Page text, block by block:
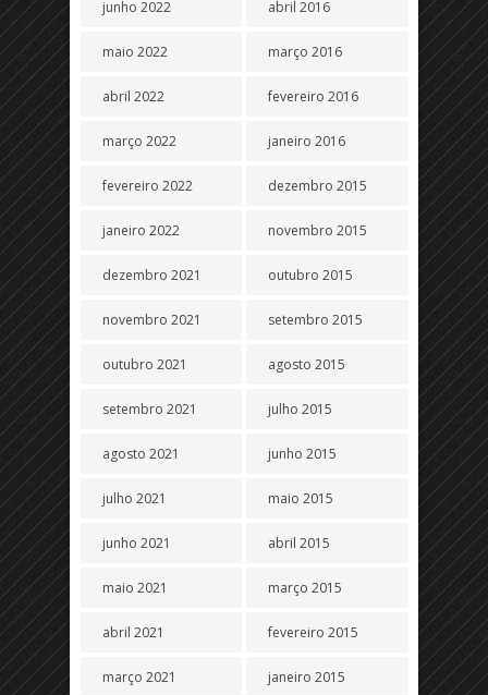
junho 2022
maio 2022
abril 2022
março 2022
fevereiro 2022
janeiro 2022
dezembro 2021
novembro 2021
outubro 2021
setembro 2021
agosto 2021
julho 2021
junho 2021
maio 2021
abril 2021
março 2021
abril 2016
março 2016
fevereiro 2016
janeiro 2016
dezembro 2015
novembro 2015
outubro 2015
setembro 2015
agosto 2015
julho 2015
junho 2015
maio 2015
abril 2015
março 2015
fevereiro 2015
janeiro 2015